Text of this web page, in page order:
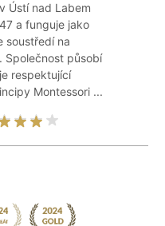
Ústí nad Labem
a funguje jako
soustředí na
Společnost působí
respektující
Montessori ...